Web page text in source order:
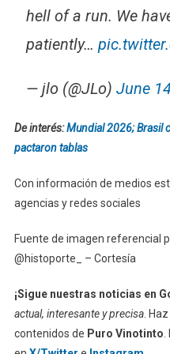
hell of a run. We
patiently…
— jlo (@JLo) June
De interés:Mundial 2026; Brasil
pactaron tablas
Con información de medios
agencias y redes sociales
Fuente de imagen referencial
@histoporte_ – Cortesía
¡Sigue nuestras noticias en
actual, interesante y precisa. Haz
contenidos de Puro Vinotinto